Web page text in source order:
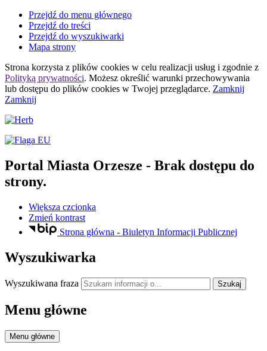
Przejdź do menu głównego
Przejdź do treści
Przejdź do wyszukiwarki
Mapa strony
Strona korzysta z plików cookies w celu realizacji usług i zgodnie z
Polityką prywatności. Możesz określić warunki przechowywania
lub dostępu do plików cookies w Twojej przeglądarce. Zamknij
Zamknij
Portal Miasta Orzesze - Brak dostępu do
strony.
Większa czcionka
Zmień kontrast
Strona główna - Biuletyn Informacji Publicznej
Wyszukiwarka
Wyszukiwana fraza Szukaj
Menu główne
Menu główne